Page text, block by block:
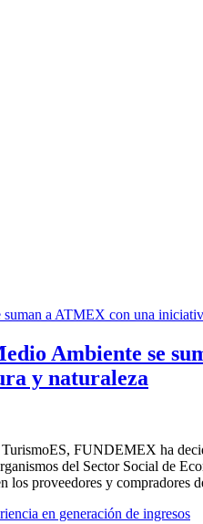
Ambiente se
y naturaleza
FUNDEMEX ha
del Sector Social de
los proveedores y